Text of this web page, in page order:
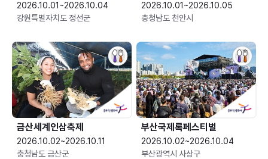
2026.10.01~2026.10.04
강원특별자치도 정선군
2026.10.01~2026.10.05
충청남도 천안시
금산세계인삼축제
2026.10.02~2026.10.11
충청남도 금산군
부산국제록페스티벌
2026.10.02~2026.10.04
부산광역시 사상구